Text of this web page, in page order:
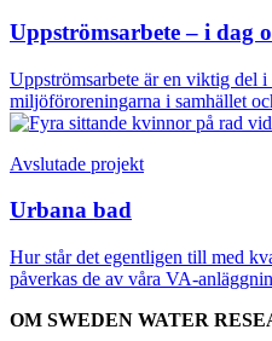
Uppströmsarbete – i dag
Uppströmsarbete är en viktig del i
miljöföroreningarna i samhället
Avslutade projekt
Urbana bad
Hur står det egentligen till med
påverkas de av våra VA-
OM SWEDEN WATER